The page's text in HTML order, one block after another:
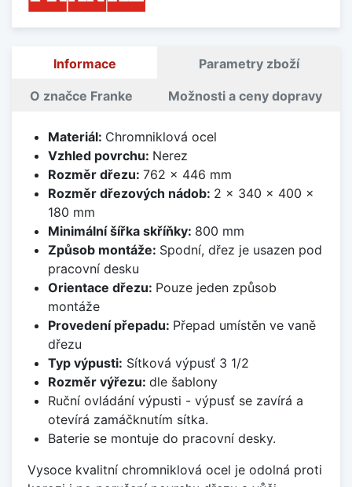
Informace Parametry zboží
O značce Franke Možnosti a ceny dopravy
Materiál: Chromniklová ocel
Vzhled povrchu: Nerez
Rozměr dřezu: 762 x 446 mm
Rozměr dřezových nádob: 2 x 340 x 400 x
180 mm
Minimální šířka skříňky: 800 mm
Způsob montáže: Spodní, dřez je usazen pod
pracovní desku
Orientace dřezu: Pouze jeden způsob
montáže
Provedení přepadu: Přepad umístěn ve vaně
dřezu
Typ výpusti: Sítková výpusť 3 1/2
Rozměr výřezu: dle šablony
Ruční ovládání výpusti - výpusť se zavírá a
otevírá zamáčknutím sítka.
Baterie se montuje do pracovní desky.
Vysoce kvalitní chromniklová ocel je odolná proti